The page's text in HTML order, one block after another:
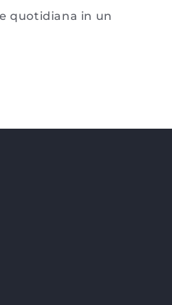
quotidiana in un